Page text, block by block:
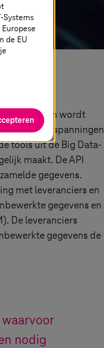
het testen wordt
enorme inspanningen
tools uit de Big Data-
maakt. De API
gegevens.
met leveranciers en
gegevens en
De leveranciers
gegevens de
nodig
Systems
de EU